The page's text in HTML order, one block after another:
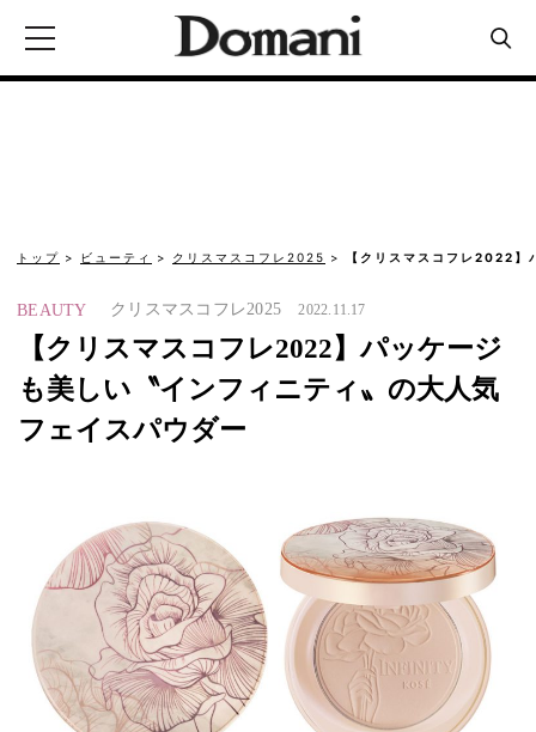
トップ ビューティ クリスマスコフレ2025 【クリスマスコフレ2022
BEAUTY クリスマスコフレ2025 2022.11.17
【クリスマスコフレ2022】パッケージ
も美しい〝インフィニティ〟の大人気
フェイスパウダー